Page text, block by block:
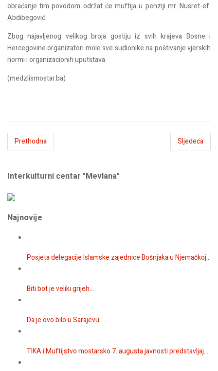
obraćanje tim povodom održat će muftija u penziji mr. Nusret-ef.
Abdibegović.
Zbog najavljenog velikog broja gostiju iz svih krajeva Bosne i
Hercegovine organizatori mole sve sudionike na poštivanje vjerskih
normi i organizacionih uputstava.
(medzlismostar.ba)
Prethodna Sljedeća
Interkulturni centar "Mevlana"
Najnovije
Posjeta delegacije Islamske zajednice Bošnjaka u Njemačkoj...
Biti bot je veliki grijeh...
Da je ovo bilo u Sarajevu…...
TIKA i Muftijstvo mostarsko 7. augusta javnosti predstavljaj...